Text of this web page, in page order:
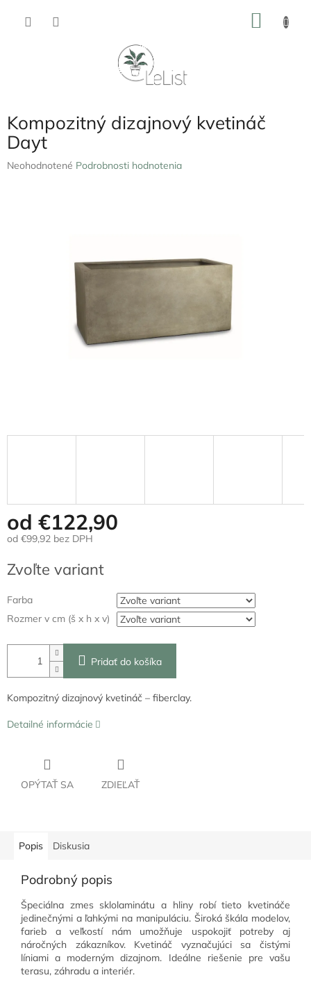
Kompozitný dizajnový kvetináč
Dayt
Priemerné
Neohodnotené Podrobnosti hodnotenia
od €122,90
od €99,92 bez DPH
cena:
Zvoľte variant
Farba
Rozmer v cm (š x h x v)
Pridať do košíka
Kompozitný dizajnový kvetináč – fiberclay.
Detailné informácie
OPÝTAŤ SA ZDIEĽAŤ
Popis Diskusia
Podrobný popis
Špeciálna zmes sklolaminátu a hliny robí tieto kvetináče
jedinečnými a ľahkými na manipuláciu. Široká škála modelov,
farieb a veľkostí nám umožňuje uspokojiť potreby aj
náročných zákazníkov. Kvetináč vyznačujúci sa čistými
líniami a moderným dizajnom. Ideálne riešenie pre vašu
terasu, záhradu a interiér.